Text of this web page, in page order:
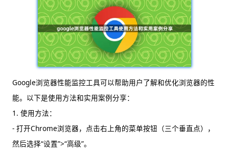
Google浏览器性能监控工具可以帮助用户了解和优化浏览器的性
能。以下是使用方法和实用案例分享：
1. 使用方法：
- 打开Chrome浏览器，点击右上角的菜单按钮（三个垂直点），
然后选择“设置”>“高级”。